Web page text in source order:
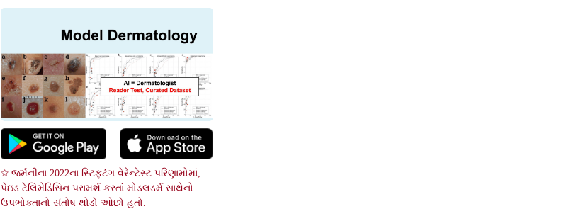
☆ જર્મનીના 2022ના સ્ટિફટંગ વેરેન્ટેસ્ટ પરિણામોમાં,
પેઇડ ટેલિમેડિસિન પરામર્શ કરતાં મોડલડર્મ સાથેનો
ઉપભોક્તાનો સંતોષ થોડો ઓછો હતો.